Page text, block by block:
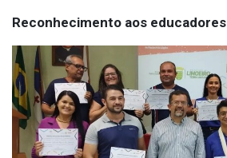
Reconhecimento aos educadores